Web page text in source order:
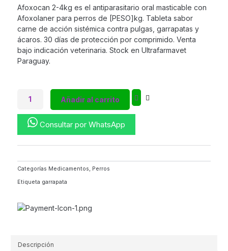
Afoxocan 2-4kg es el antiparasitario oral masticable con
Afoxolaner para perros de [PESO]kg. Tableta sabor
carne de acción sistémica contra pulgas, garrapatas y
ácaros. 30 días de protección por comprimido. Venta
bajo indicación veterinaria. Stock en Ultrafarmavet
Paraguay.
Afoxocan2-
4kg
|
Antiparasitario
Masticable
para
|
Pulgas
Garrapatas
cantidad
Añadir al carrito
Consultar por WhatsApp
Categorías Medicamentos, Perros
Etiqueta garrapata
Descripción